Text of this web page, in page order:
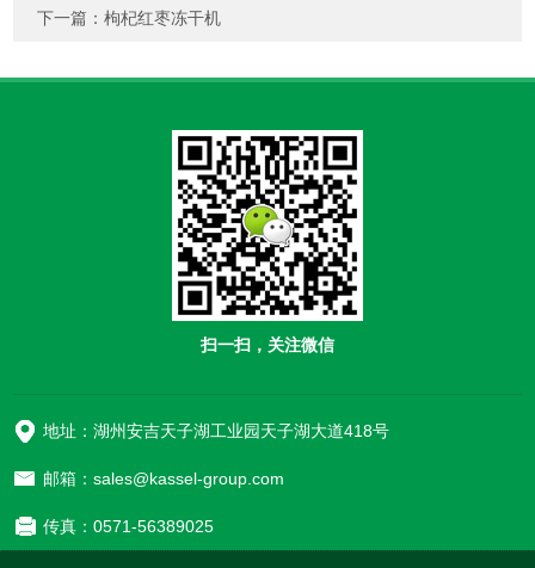
下一篇：枸杞红枣冻干机
扫一扫，关注微信
地址：湖州安吉天子湖工业园天子湖大道418号
邮箱：sales@kassel-group.com
传真：0571-56389025